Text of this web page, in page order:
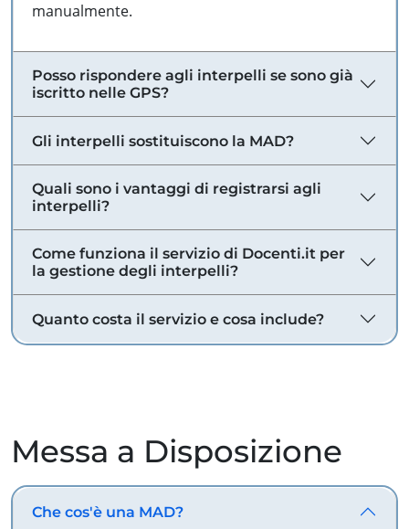
manualmente.
Posso rispondere agli interpelli se sono già
iscritto nelle GPS?
Gli interpelli sostituiscono la MAD?
Quali sono i vantaggi di registrarsi agli
interpelli?
Come funziona il servizio di Docenti.it per
la gestione degli interpelli?
Quanto costa il servizio e cosa include?
Messa a Disposizione
Che cos'è una MAD?